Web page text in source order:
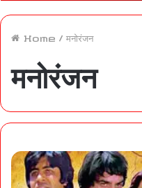
Home / मनोरंजन
मनोरंजन